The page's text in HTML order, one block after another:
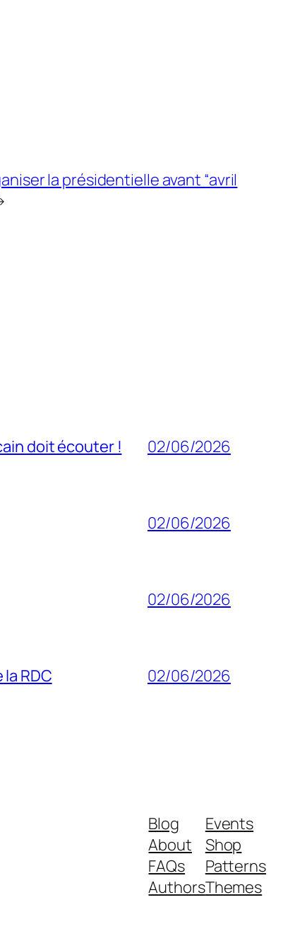
la présidentielle avant “avril
doit écouter ! 02/06/2026
02/06/2026
02/06/2026
RDC 02/06/2026
Blog
About
FAQs
Authors
Events
Shop
Patterns
Themes